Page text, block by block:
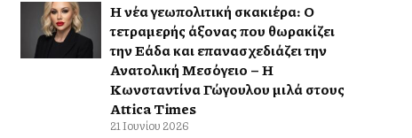
Η νέα γεωπολιτική σκακιέρα: Ο
τετραμερής άξονας που θωρακίζει
την Ελλάδα και επανασχεδιάζει την
Ανατολική Μεσόγειο – Η
Κωνσταντίνα Γώγουλου μιλά στους
Attica Times
21 Ιουνίου 2026